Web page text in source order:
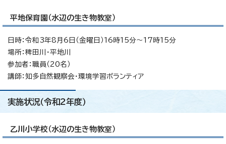
平地保育園（水辺の生き物教室）
日時：令和3年8月6日（金曜日）16時15分～17時15分
場所：稗田川・平地川
参加者：職員（20名）
講師：知多自然観察会・環境学習ボランティア
実施状況（令和2年度）
乙川小学校（水辺の生き物教室）